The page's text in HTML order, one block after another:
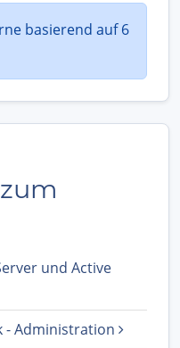
basierend auf 6
und Active
- Administration